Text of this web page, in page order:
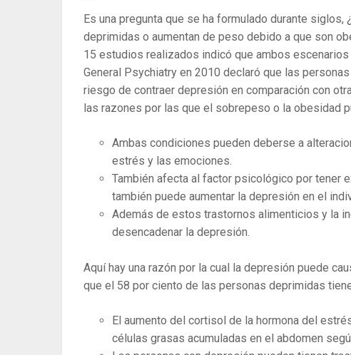
Es una pregunta que se ha formulado durante
deprimidas o aumentan de peso debido a que son
15 estudios realizados indicó que ambos
General Psychiatry en 2010 declaró que las
riesgo de contraer depresión en comparación con
las razones por las que el sobrepeso o la obesidad
Ambas condiciones pueden deberse a
estrés y las emociones.
También afecta al factor psicológico por tener
también puede aumentar la depresión en el
Además de estos trastornos alimenticios y la
desencadenar la depresión.
Aquí hay una razón por la cual la depresión puede
que el 58 por ciento de las personas deprimidas
El aumento del cortisol de la hormona del
células grasas acumuladas en el abdomen